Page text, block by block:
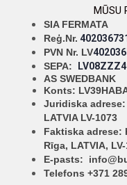
MŪSU
SIA FERMATA
Reģ.Nr.
PVN Nr. LV
SEPA:
AS SWEDBANK
Konts:
Juridiska
LATVIA LV-1073
Faktiska adrese:
Rīga, LATVIA,
E-pasts:
Telefons +371